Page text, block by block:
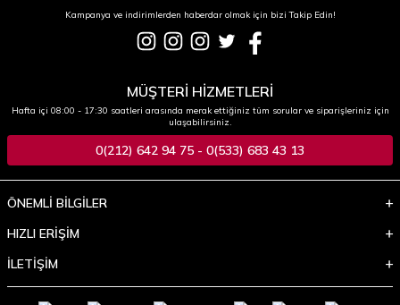
Kampanya ve indirimlerden haberdar olmak için bizi Takip Edin!
MÜŞTERİ HİZMETLERİ
Hafta içi 08:00 - 17:30 saatleri arasında merak ettiğiniz tüm sorular ve siparişleriniz için
ulaşabilirsiniz.
0(212) 642 94 75 - 0(533) 683 43 13
ÖNEMLİ BİLGİLER
HIZLI ERİŞİM
İLETİŞİM